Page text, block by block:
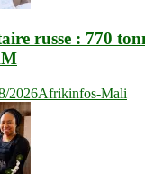
russe : 770
2026Afrikinfos-Mali